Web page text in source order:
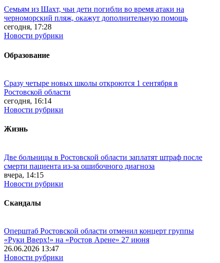
Семьям из Шахт, чьи дети погибли во время атаки на
черноморский пляж, окажут дополнительную помощь
сегодня, 17:28
Новости рубрики
Образование
Сразу четыре новых школы откроются 1 сентября в
Ростовской области
сегодня, 16:14
Новости рубрики
Жизнь
Две больницы в Ростовской области заплатят штраф после
смерти пациента из-за ошибочного диагноза
вчера, 14:15
Новости рубрики
Скандалы
Оперштаб Ростовской области отменил концерт группы
«Руки Вверх!» на «Ростов Арене» 27 июня
26.06.2026 13:47
Новости рубрики